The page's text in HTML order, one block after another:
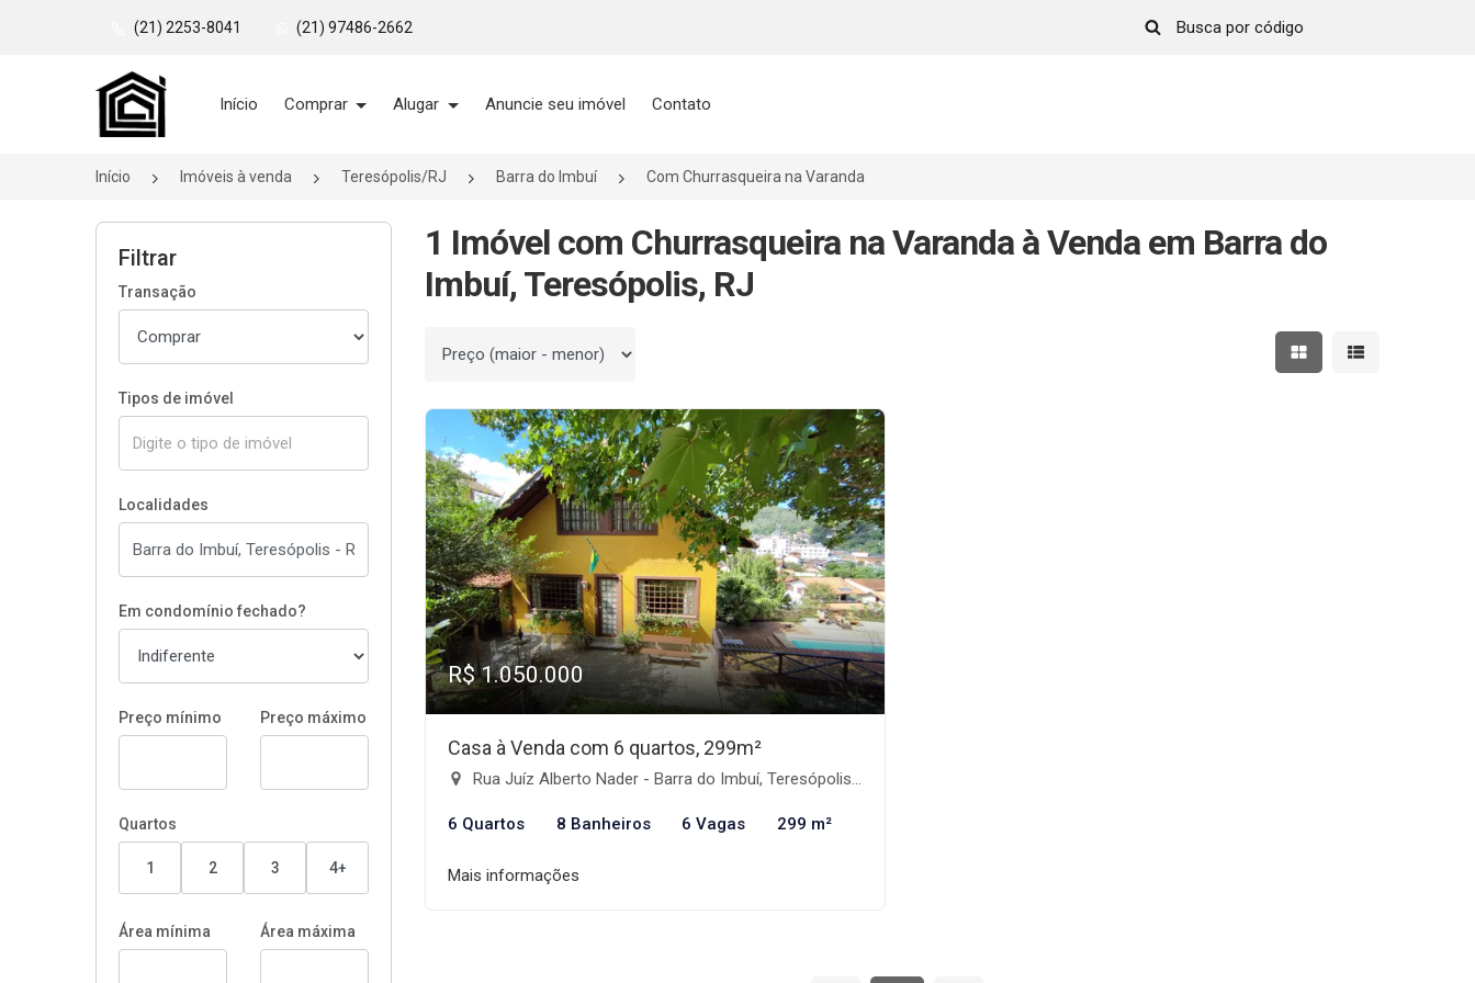
(21) 2253-8041 (21) 97486-2662
Página inicial
Início Comprar Alugar Anuncie seu imóvel Contato
Início Imóveis à venda Teresópolis/RJ Barra do Imbuí Com Churrasqueira na Varanda
Filtrar
Transação
Tipos de imóvel
Localidades
Em condomínio fechado?
Preço mínimo Preço máximo
Quartos
1 2 3 4+
Área mínima Área máxima
1 Imóvel com Churrasqueira na Varanda à Venda em Barra do
Imbuí, Teresópolis, RJ
Ordenar por Mostrar resultados em
Mostrar
R$ 1.050.000
Casa à Venda com 6 quartos, 299m²
Rua Juíz Alberto Nader - Barra do Imbuí, Teresópolis-RJ
6 Quartos 8 Banheiros 6 Vagas 299 m²
Mais informações